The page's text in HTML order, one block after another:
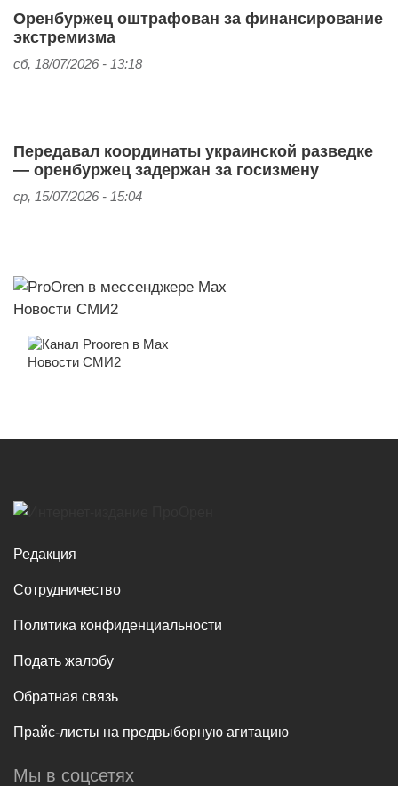
Оренбуржец оштрафован за финансирование
экстремизма
сб, 18/07/2026 - 13:18
Передавал координаты украинской разведке
— оренбуржец задержан за госизмену
ср, 15/07/2026 - 15:04
Новости СМИ2
Новости СМИ2
Редакция
Сотрудничество
Политика конфиденциальности
Подать жалобу
Обратная связь
Прайс-листы на предвыборную агитацию
Мы в соцсетях